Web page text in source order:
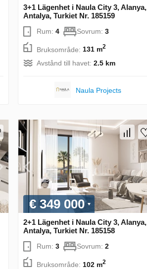
3+1 Lägenhet i Naula City 3, Alanya,
Antalya, Turkiet Nr. 185159
Rum: 4 Sovrum: 3
Bruksområde: 131 m2
Avstånd till havet: 2.5 km
Naula Projects
€ 349 000
2+1 Lägenhet i Naula City 3, Alanya,
Antalya, Turkiet Nr. 185158
Rum: 3 Sovrum: 2
Bruksområde: 102 m2